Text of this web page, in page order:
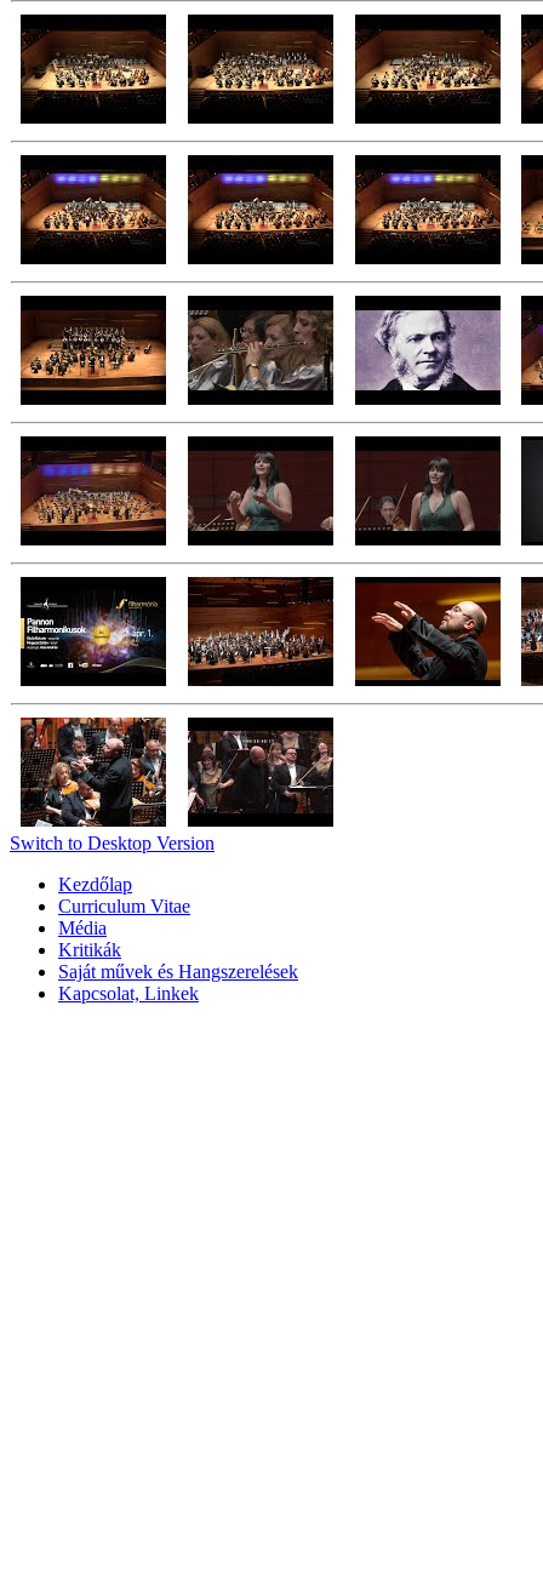
Switch to Desktop Version
Kezdőlap
Curriculum Vitae
Média
Kritikák
Saját művek és Hangszerelések
Kapcsolat, Linkek